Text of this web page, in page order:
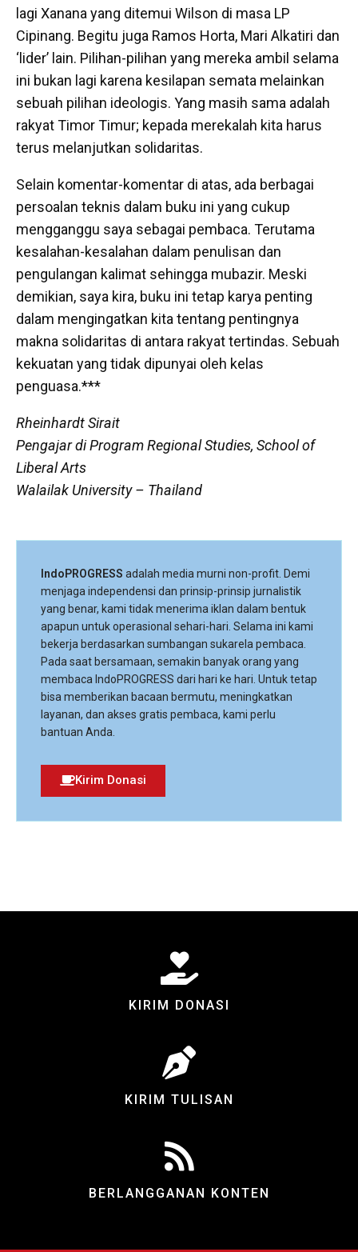
lagi Xanana yang ditemui Wilson di masa LP
Cipinang. Begitu juga Ramos Horta, Mari Alkatiri dan
‘lider’ lain. Pilihan-pilihan yang mereka ambil selama
ini bukan lagi karena kesilapan semata melainkan
sebuah pilihan ideologis. Yang masih sama adalah
rakyat Timor Timur; kepada merekalah kita harus
terus melanjutkan solidaritas.
Selain komentar-komentar di atas, ada berbagai
persoalan teknis dalam buku ini yang cukup
mengganggu saya sebagai pembaca. Terutama
kesalahan-kesalahan dalam penulisan dan
pengulangan kalimat sehingga mubazir. Meski
demikian, saya kira, buku ini tetap karya penting
dalam mengingatkan kita tentang pentingnya
makna solidaritas di antara rakyat tertindas. Sebuah
kekuatan yang tidak dipunyai oleh kelas
penguasa.***
Rheinhardt Sirait
Pengajar di Program Regional Studies, School of
Liberal Arts
Walailak University – Thailand
IndoPROGRESS adalah media murni non-profit. Demi
menjaga independensi dan prinsip-prinsip jurnalistik
yang benar, kami tidak menerima iklan dalam bentuk
apapun untuk operasional sehari-hari. Selama ini kami
bekerja berdasarkan sumbangan sukarela pembaca.
Pada saat bersamaan, semakin banyak orang yang
membaca IndoPROGRESS dari hari ke hari. Untuk tetap
bisa memberikan bacaan bermutu, meningkatkan
layanan, dan akses gratis pembaca, kami perlu
bantuan Anda.
Kirim Donasi
KIRIM DONASI
KIRIM TULISAN
BERLANGGANAN KONTEN